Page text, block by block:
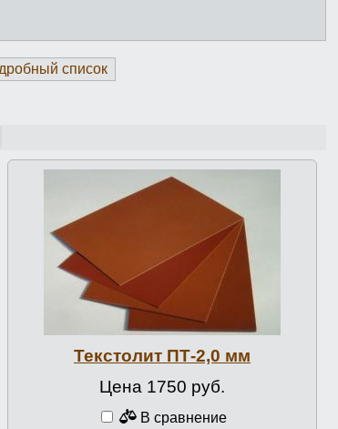
список
Текстолит ПТ-2,0 мм
Цена 1750 руб.
В сравнение